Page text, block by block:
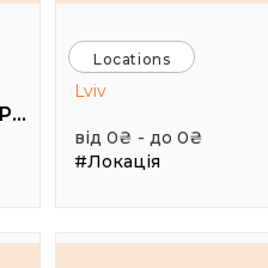
Дуже висока кухня / Pretty High Kitchen
Locations
Lviv
від 0₴ - до 0₴
#Локація